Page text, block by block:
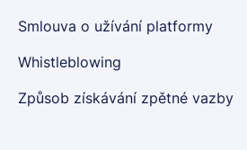
Smlouva o užívání platformy
Whistleblowing
Způsob získávání zpětné vazby